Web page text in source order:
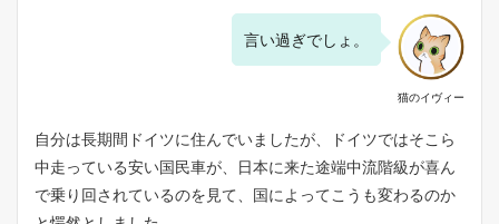
猫のイヴィー
言い過ぎでしょ。
自分は長期間ドイツに住んでいましたが、ドイツではそこら
中走っている安い国民車が、日本に来た途端中流階級が喜ん
で乗り回されているのを見て、国によってこうも変わるのか